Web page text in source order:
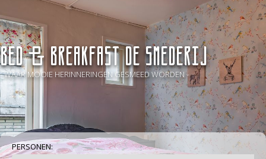
BED & BREAKFAST De Smederij
- WAAR MOOIE HERINNERINGEN GESMEED WORDEN -
PERSONEN: